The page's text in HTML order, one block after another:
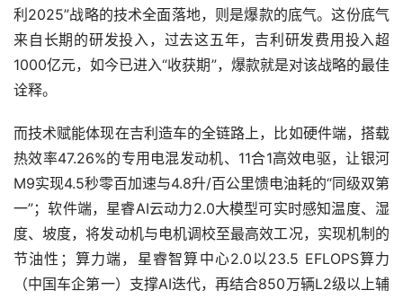
利2025”战略的技术全面落地，则是爆款的底气。这份底气
来自长期的研发投入，过去这五年，吉利研发费用投入超
1000亿元，如今已进入“收获期”，爆款就是对该战略的最佳
诠释。
而技术赋能体现在吉利造车的全链路上，比如硬件端，搭载
热效率47.26%的专用电混发动机、11合1高效电驱，让银河
M9实现4.5秒零百加速与4.8升/百公里馈电油耗的“同级双第
一”；软件端，星睿AI云动力2.0大模型可实时感知温度、湿
度、坡度，将发动机与电机调校至最高效工况，实现机制的
节油性；算力端，星睿智算中心2.0以23.5 EFLOPS算力
（中国车企第一）支撑AI迭代，再结合850万辆L2级以上辅